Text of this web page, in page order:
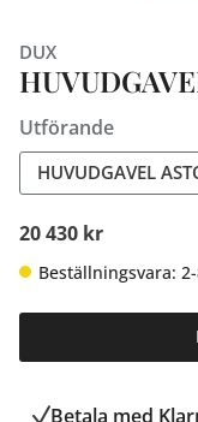
DUX
Utförande
HUVUDGAVEL
20 430 kr
Beställningsvara:
Betala med